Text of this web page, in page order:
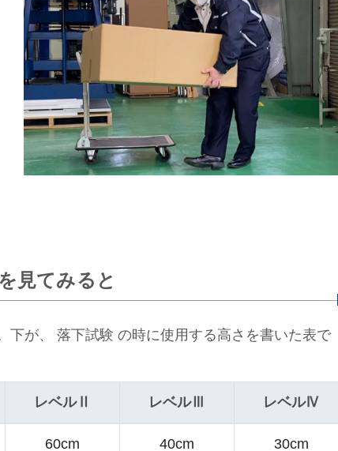
見てみると
下が、 落下試験 の時に使用する高さを書いた表で
レベルⅡ レベルⅢ レベルⅣ
60cm 40cm 30cm